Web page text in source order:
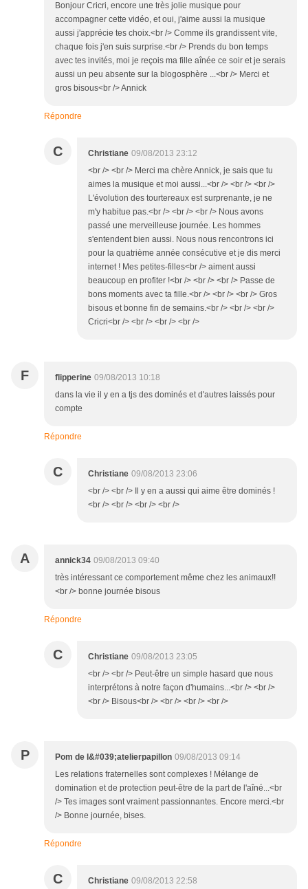
Bonjour Cricri, encore une très jolie musique pour
accompagner cette vidéo, et oui, j'aime aussi la musique
aussi j'apprécie tes choix.<br /> Comme ils grandissent vite,
chaque fois j'en suis surprise.<br /> Prends du bon temps
avec tes invités, moi je reçois ma fille aînée ce soir et je serais
aussi un peu absente sur la blogosphère ...<br /> Merci et
gros bisous<br /> Annick
Répondre
C Christiane 09/08/2013 23:12
<br /> <br /> Merci ma chère Annick, je sais que tu
aimes la musique et moi aussi...<br /> <br /> <br />
L'évolution des tourtereaux est surprenante, je ne
m'y habitue pas.<br /> <br /> <br /> Nous avons
passé une merveilleuse journée. Les hommes
s'entendent bien aussi. Nous nous rencontrons ici
pour la quatrième année consécutive et je dis merci
internet ! Mes petites-filles<br /> aiment aussi
beaucoup en profiter !<br /> <br /> <br /> Passe de
bons moments avec ta fille.<br /> <br /> <br /> Gros
bisous et bonne fin de semains.<br /> <br /> <br />
Cricri<br /> <br /> <br /> <br />
F flipperine 09/08/2013 10:18
dans la vie il y en a tjs des dominés et d'autres laissés pour
compte
Répondre
C Christiane 09/08/2013 23:06
<br /> <br /> Il y en a aussi qui aime être dominés !
<br /> <br /> <br /> <br />
A annick34 09/08/2013 09:40
très intéressant ce comportement même chez les animaux!!
<br /> bonne journée bisous
Répondre
C Christiane 09/08/2013 23:05
<br /> <br /> Peut-être un simple hasard que nous
interprétons à notre façon d'humains...<br /> <br />
<br /> Bisous<br /> <br /> <br /> <br />
P Pom de l&#039;atelierpapillon 09/08/2013 09:14
Les relations fraternelles sont complexes ! Mélange de
domination et de protection peut-être de la part de l'aîné...<br
/> Tes images sont vraiment passionnantes. Encore merci.<br
/> Bonne journée, bises.
Répondre
C Christiane 09/08/2013 22:58